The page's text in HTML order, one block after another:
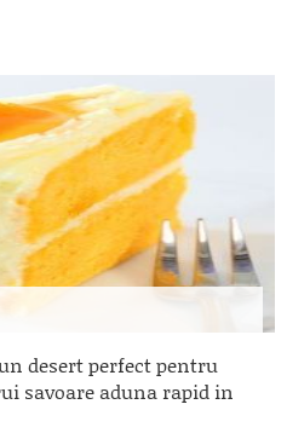
desert perfect pentru
savoare aduna rapid in